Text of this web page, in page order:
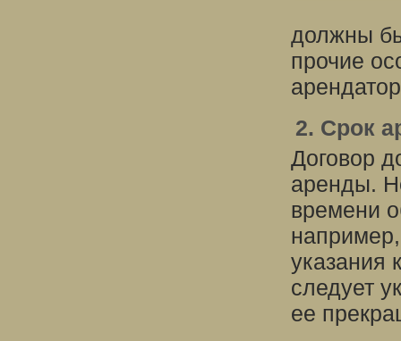
должны
прочие
2. Срок
Договор
аренды.
времени
указания
следует
ее